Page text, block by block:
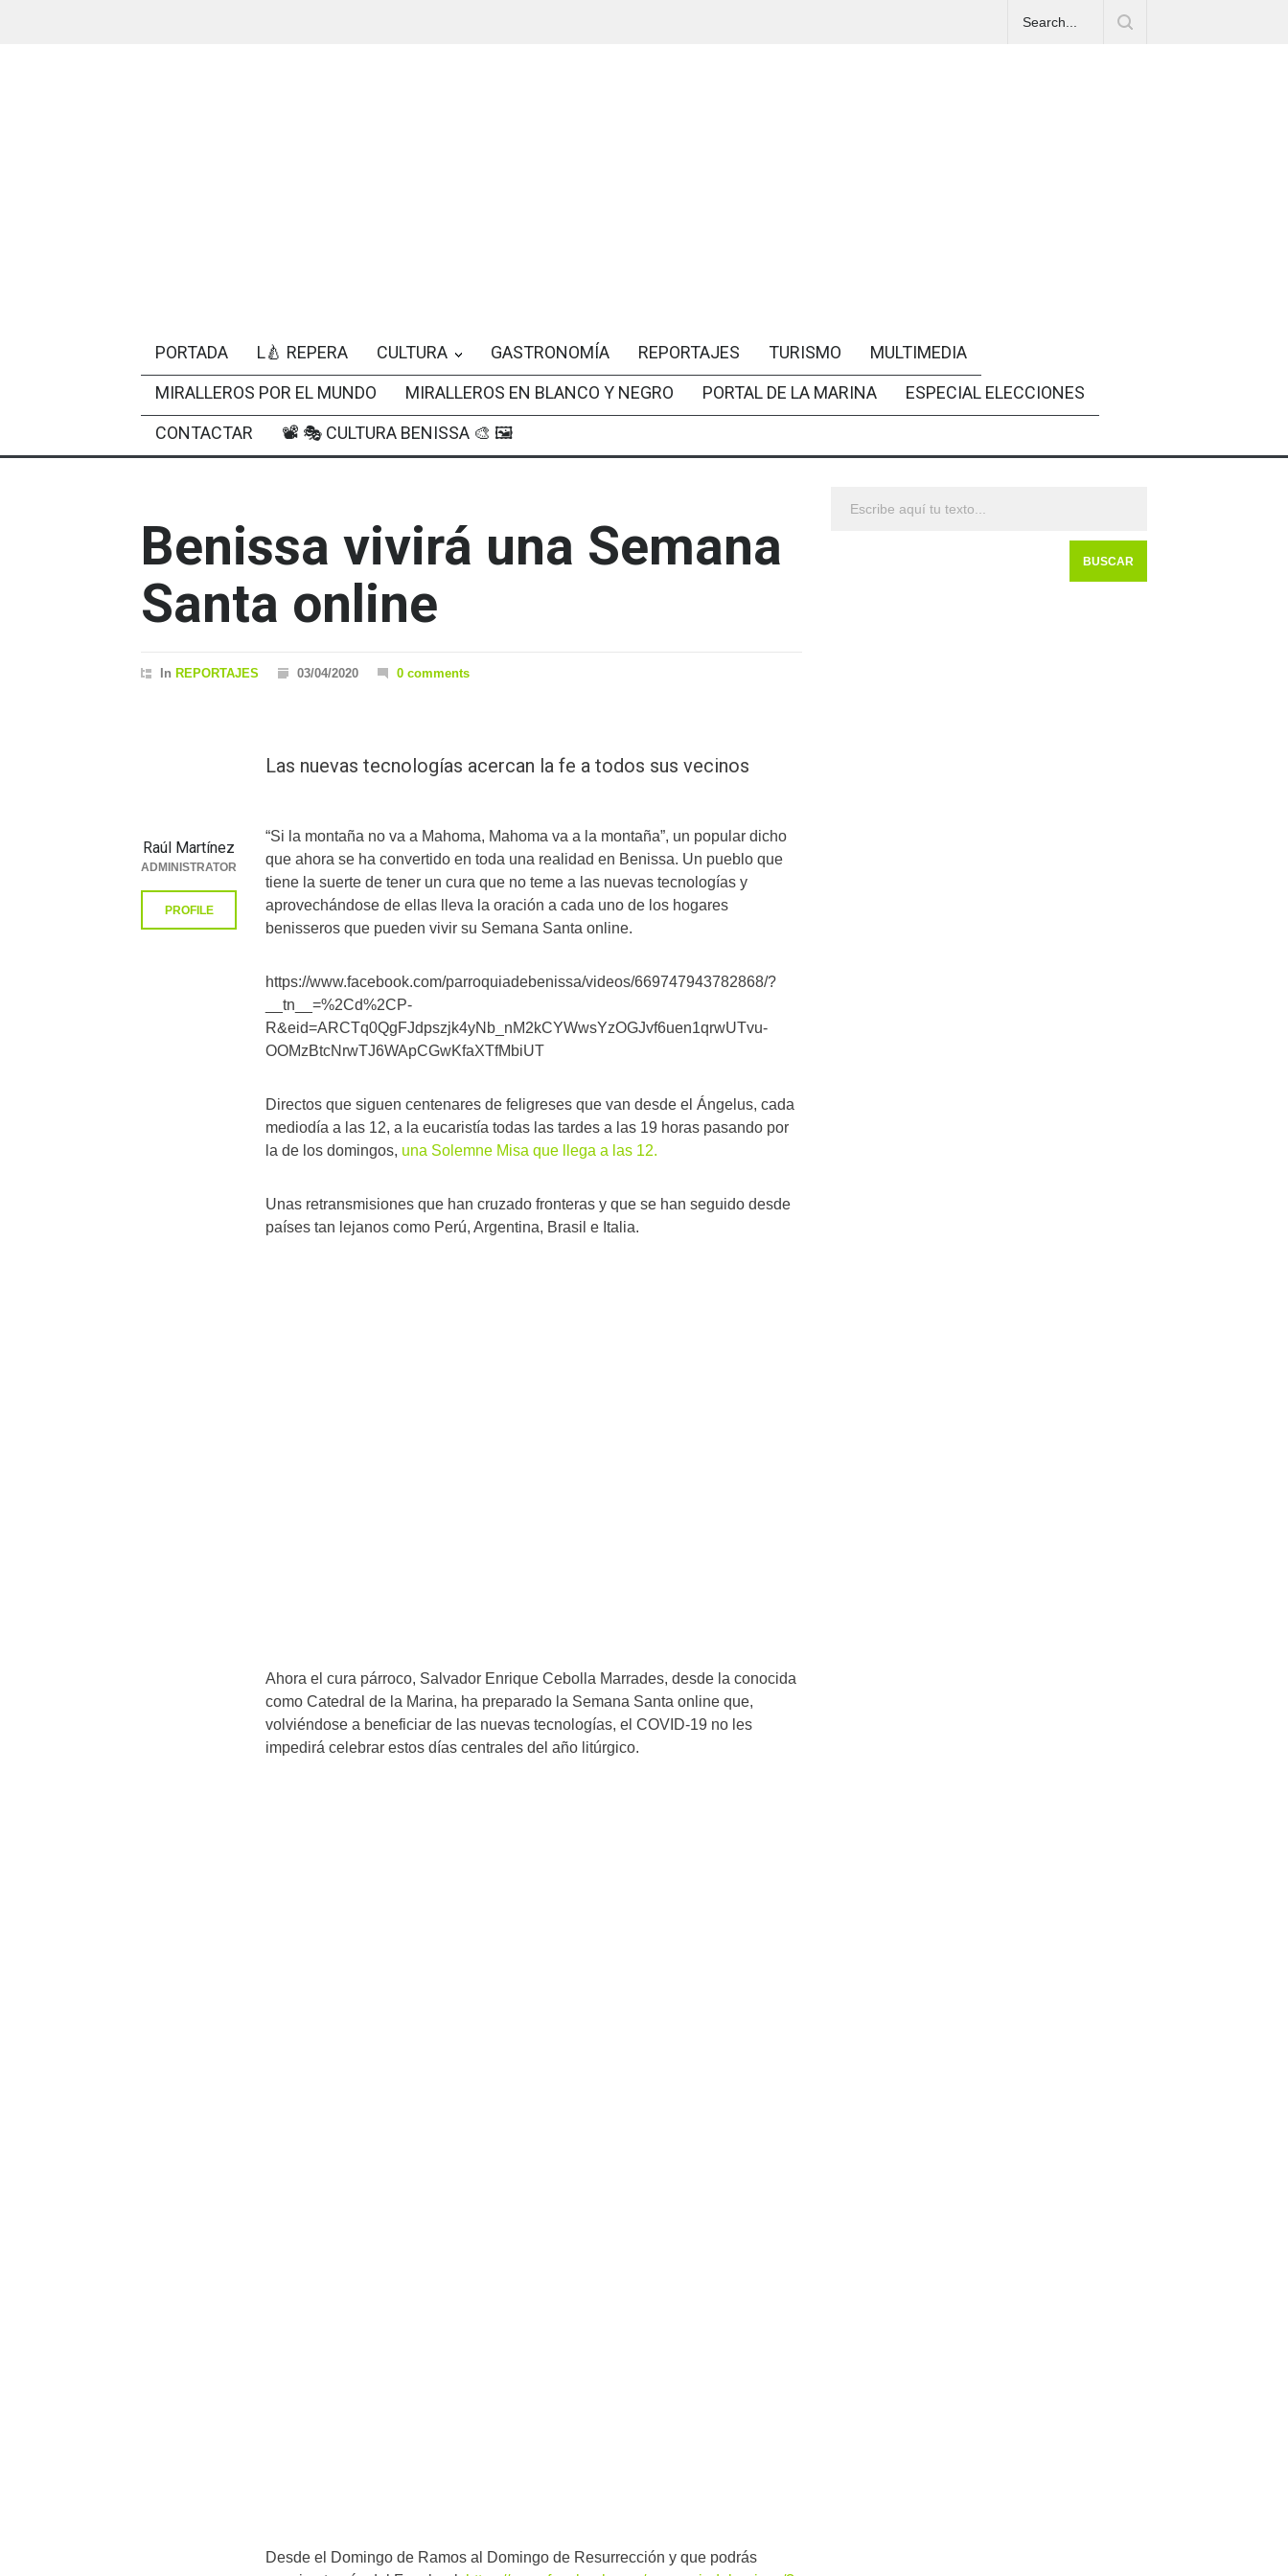
PORTADA L🍐 REPERA CULTURA GASTRONOMÍA REPORTAJES TURISMO
MULTIMEDIA
MIRALLEROS POR EL MUNDO
MIRALLEROS EN BLANCO Y NEGRO PORTAL DE LA MARINA
ESPECIAL ELECCIONES
CONTACTAR
📽 🎭 CULTURA BENISSA 🎨 🖼
Benissa vivirá una Semana
Santa online
In REPORTAJES 03/04/2020 0 comments
Las nuevas tecnologías acercan la fe a todos sus vecinos
“Si la montaña no va a Mahoma, Mahoma va a la montaña”, un popular dicho
que ahora se ha convertido en toda una realidad en Benissa. Un pueblo que
tiene la suerte de tener un cura que no teme a las nuevas tecnologías y
aprovechándose de ellas lleva la oración a cada uno de los hogares
benisseros que pueden vivir su Semana Santa online.
https://www.facebook.com/parroquiadebenissa/videos/669747943782868/?
__tn__=%2Cd%2CP-
R&eid=ARCTq0QgFJdpszjk4yNb_nM2kCYWwsYzOGJvf6uen1qrwUTvu-
OOMzBtcNrwTJ6WApCGwKfaXTfMbiUT
Directos que siguen centenares de feligreses que van desde el Ángelus, cada
mediodía a las 12, a la eucaristía todas las tardes a las 19 horas pasando por
la de los domingos, una Solemne Misa que llega a las 12.
Unas retransmisiones que han cruzado fronteras y que se han seguido desde
países tan lejanos como Perú, Argentina, Brasil e Italia.
Ahora el cura párroco, Salvador Enrique Cebolla Marrades, desde la conocida
como Catedral de la Marina, ha preparado la Semana Santa online que,
volviéndose a beneficiar de las nuevas tecnologías, el COVID-19 no les
impedirá celebrar estos días centrales del año litúrgico.
Desde el Domingo de Ramos al Domingo de Resurrección y que podrás
Raúl Martínez
ADMINISTRATOR
PROFILE